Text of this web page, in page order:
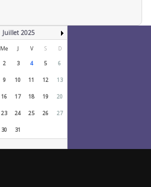
Juillet 2025
Me J V S
D
2 3 4 5 6
9 10 11 12 13
16 17 18 19 20
23 24 25 26 27
30 31